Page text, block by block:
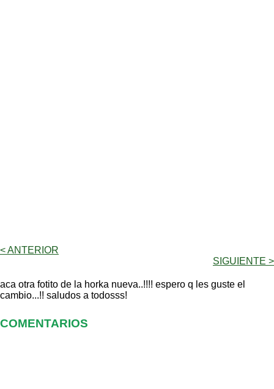
< ANTERIOR
SIGUIENTE >
aca otra fotito de la horka nueva..!!!! espero q les guste el
cambio...!! saludos a todosss!
COMENTARIOS